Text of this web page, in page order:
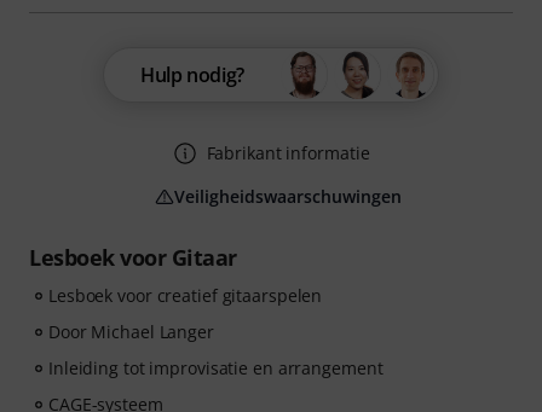
Lesboek voor Gitaar
Lesboek voor creatief gitaarspelen
Door Michael Langer
Inleiding tot improvisatie en arrangement
CAGE-systeem
Hulp nodig?
Fabrikant informatie
Veiligheidswaarschuwingen